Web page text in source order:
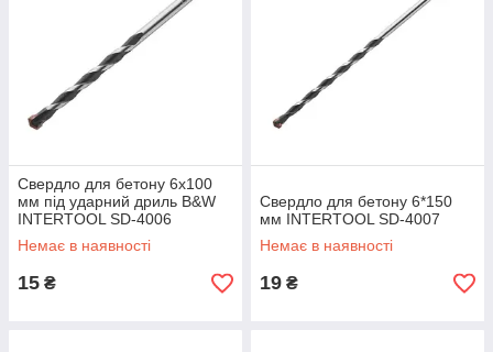
Свердло для бетону 6x100
мм під ударний дриль B&W
INTERTOOL SD-4006
Немає в наявності
15 ₴
Свердло для бетону 6*150
мм INTERTOOL SD-4007
Немає в наявності
19 ₴